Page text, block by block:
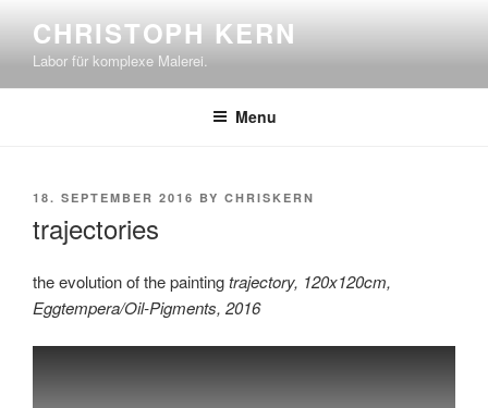
content
CHRISTOPH KERN
Labor für komplexe Malerei.
Menu
POSTED
18. SEPTEMBER 2016 BY CHRISKERN
trajectories
the evolution of the paintingtrajectory, 120x120cm,
Eggtempera/Oil-Pigments, 2016